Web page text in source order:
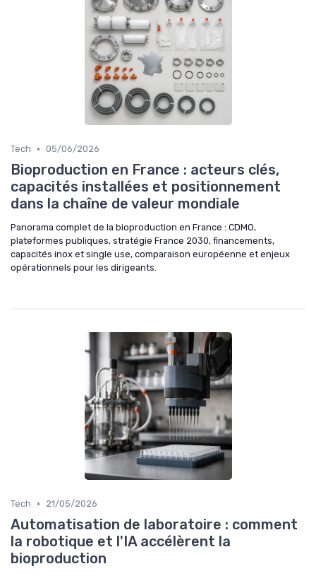
Tech • 05/06/2026
Bioproduction en France : acteurs clés,
capacités installées et positionnement
dans la chaîne de valeur mondiale
Panorama complet de la bioproduction en France : CDMO,
plateformes publiques, stratégie France 2030, financements,
capacités inox et single use, comparaison européenne et enjeux
opérationnels pour les dirigeants.
Tech • 21/05/2026
Automatisation de laboratoire : comment
la robotique et l'IA accélèrent la
bioproduction